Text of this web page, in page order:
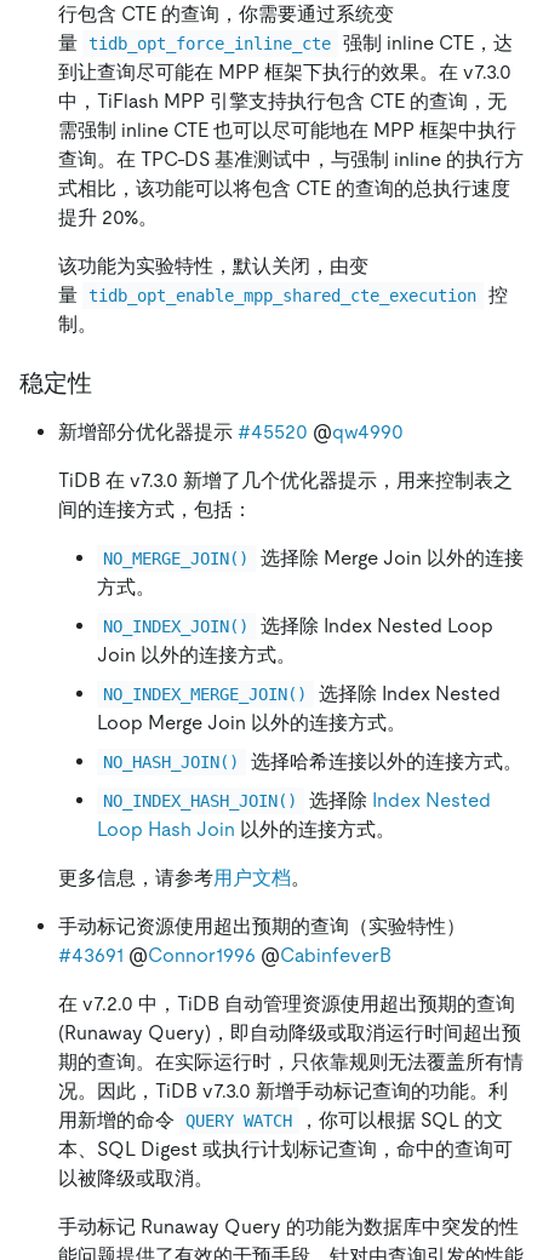
行包含 CTE 的查询，你需要通过系统变
量 tidb_opt_force_inline_cte
强制 inline CTE，达
到让查询尽可能在 MPP 框架下执行的效果。在 v7.3.0
中，TiFlash MPP 引擎支持执行包含 CTE 的查询，无
需强制 inline CTE 也可以尽可能地在 MPP 框架中执行
查询。在 TPC-DS 基准测试中，与强制 inline 的执行方
式相比，该功能可以将包含 CTE 的查询的总执行速度
提升 20%。
该功能为实验特性，默认关闭，由变
量 tidb_opt_enable_mpp_shared_cte_execution
控
制。
稳定性
新增部分优化器提示 #45520 @qw4990
TiDB 在 v7.3.0 新增了几个优化器提示，用来控制表之
间的连接方式，包括：
NO_MERGE_JOIN()
选择除 Merge Join 以外的连接
方式。
NO_INDEX_JOIN()
选择除 Index Nested Loop
Join 以外的连接方式。
NO_INDEX_MERGE_JOIN()
选择除 Index Nested
Loop Merge Join 以外的连接方式。
NO_HASH_JOIN() 选择哈希连接以外的连接方式。
NO_INDEX_HASH_JOIN() 选择除 Index Nested
Loop Hash Join 以外的连接方式。
更多信息，请参考用户文档。
手动标记资源使用超出预期的查询（实验特性）
#43691 @Connor1996 @CabinfeverB
在 v7.2.0 中，TiDB 自动管理资源使用超出预期的查询
(Runaway Query)，即自动降级或取消运行时间超出预
期的查询。在实际运行时，只依靠规则无法覆盖所有情
况。因此，TiDB v7.3.0 新增手动标记查询的功能。利
用新增的命令
QUERY WATCH
，你可以根据 SQL 的文
本、SQL Digest 或执行计划标记查询，命中的查询可
以被降级或取消。
手动标记 Runaway Query 的功能为数据库中突发的性